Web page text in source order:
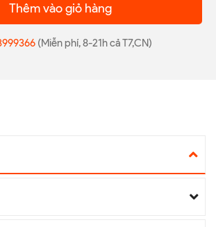
Thêm vào giỏ hàng
(Miễn phí, 8-21h cả T7,CN)